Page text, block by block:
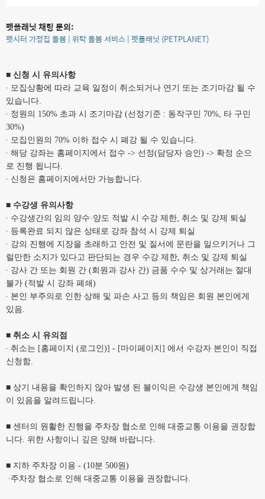
펫플래닛 채팅 문의:
펫시터 가정집 돌봄 | 위탁 돌봄 서비스 | 펫플래닛 (PETPLANET)
■ 신청 시 유의사항
∙ 모집상황에 따라 교육 일정이 취소되거나 연기 또는 조기마감 될 수
있습니다.
∙ 정원의 150% 초과 시 조기마감 (선정기준 : 동작구민 70%, 타 구민
30%)
∙ 모집인원의 70% 이하 접수 시 폐강 될 수 있습니다.
∙ 해당 강좌는 홈페이지에서 접수 -> 선정(담당자 승인) -> 확정 순으
로 진행 됩니다.
∙ 신청은 홈페이지에서만 가능합니다.
■ 수강생 유의사항
∙ 수강생간의 임의 양수· 양도 적발 시 수강 제한, 취소 및 강제 퇴실
∙ 등록완료 되지 않은 상태로 강좌 참석 시 강제 퇴실
∙ 강의 진행에 지장을 초래하고 안전 및 질서에 문란을 일으키거나 그
럴만한 소지가 있다고 판단되는 경우 수강 제한, 취소 및 강제 퇴실
∙ 강사 간 또는 회원 간 (회원과 강사 간) 금품 수수 및 상거래는 절대
불가 (적발 시 강좌 폐쇄 )
∙ 본인 부주의로 인한 상해 및 파손 사고 등의 책임은 회원 본인에게
있음.
■ 취소 시 유의점
∙ 취소는 [홈페이지 (로그인)] - [마이페이지 ] 에서 수강자 본인이 직접
신청함.
■ 상기 내용을 확인하지 않아 발생 된 불이익은 수강생 본인에게 책임
이 있음을 알려드립니다.
■ 센터의 원활한 진행을 주차장 협소로 인해 대중교통 이용을 권장합
니다. 위한 사항이니 깊은 양해 바랍니다.
■ 지하 주차장 이용 - (10분 500원)
∙주차장 협소로 인해 대중교통 이용을 권장합니다.